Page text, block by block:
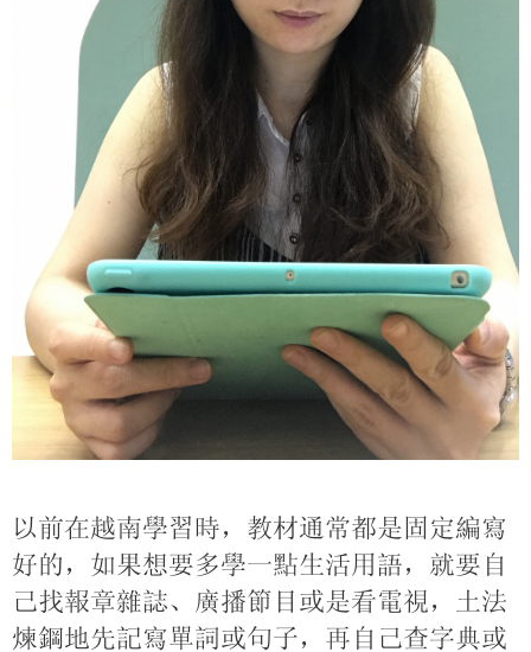
以前在越南學習時，教材通常都是固定編寫
好的，如果想要多學一點生活用語，就要自
己找報章雜誌、廣播節目或是看電視，土法
煉鋼地先記寫單詞或句子，再自己查字典或